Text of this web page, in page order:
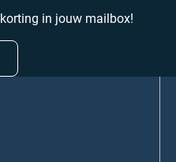
in jouw mailbox!